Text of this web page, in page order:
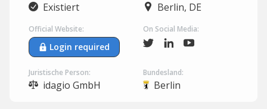
Existiert Berlin, DE
Official Website:
Login required
On Social Media:
Juristische Person:
idagio GmbH
Bundesland:
Berlin